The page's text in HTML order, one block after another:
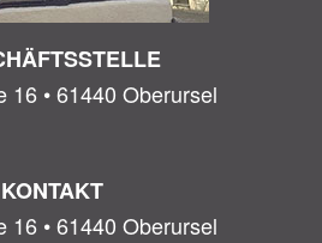
16 • 61440 Oberursel
KONTAKT
16 • 61440 Oberursel